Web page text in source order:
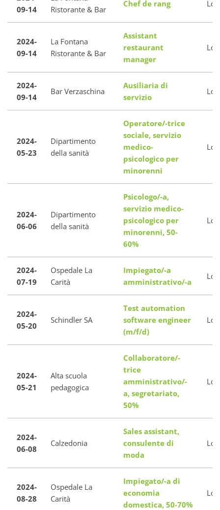
09-14
Ristorante & Bar
Chef de rang
2024-
09-14
La Fontana
Ristorante & Bar
Assistant
restaurant
manager
2024-
09-14
Bar Verzaschina
Ausiliaria di
servizio
2024-
05-23
Dipartimento
della sanità
Operatore/-trice
sociale, servizio
medico-
psicologico per
minorenni
2024-
06-06
Dipartimento
della sanità
Psicologo/-a,
servizio medico-
psicologico per
minorenni, 50-
60%
2024-
07-19
Ospedale La
Carità
Impiegato/-a
amministrativo/-a
2024-
05-20
Schindler SA
Test automation
software engineer
(m/f/d)
2024-
05-21
Alta scuola
pedagogica
Collaboratore/-
trice
amministrativo/-
a, segretariato,
50%
2024-
06-08
Calzedonia
Sales assistant,
consulente di
moda
2024-
08-28
Ospedale La
Carità
Impiegato/-a di
economia
domestica, 50-70%